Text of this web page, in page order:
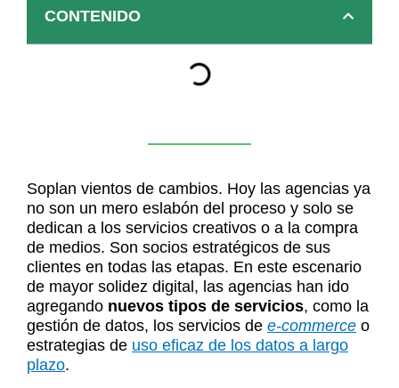
CONTENIDO
Soplan vientos de cambios. Hoy las agencias ya
no son un mero eslabón del proceso y solo se
dedican a los servicios creativos o a la compra
de medios. Son socios estratégicos de sus
clientes en todas las etapas. En este escenario
de mayor solidez digital, las agencias han ido
agregando nuevos tipos de servicios, como la
gestión de datos, los servicios de e-commerce o
estrategias de uso eficaz de los datos a largo
plazo.